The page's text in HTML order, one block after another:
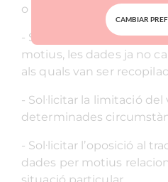
o la seva rectificació
- Sol·licitar-ne la
motius, les dades ja no
als quals van ser
- Sol·licitar la limitació
determinades
- Sol·licitar l’oposició al
dades per motius
CAMBIAR